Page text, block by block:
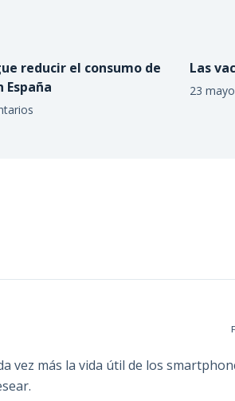
reducir el consumo de
Las
23
vez más la vida útil de los